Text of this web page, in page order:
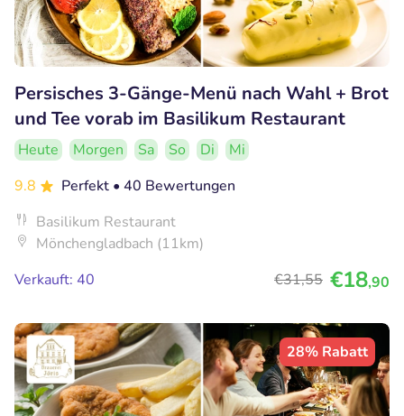
Persisches 3-Gänge-Menü nach Wahl + Brot
und Tee vorab im Basilikum Restaurant
Heute Morgen Sa So Di
Mi
9.8
Perfekt • 40 Bewertungen
Basilikum Restaurant
Mönchengladbach (11km)
Verkauft: 40
€31,55 €18,90
28% Rabatt